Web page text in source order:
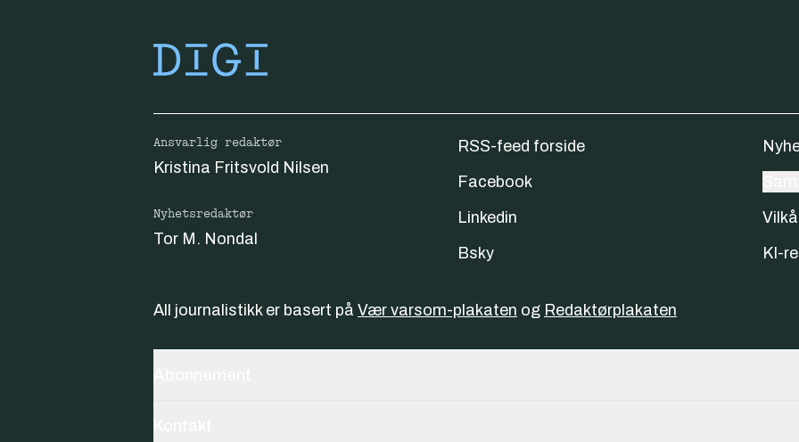
Ansvarlig redaktør
Kristina Fritsvold Nilsen
Nyhetsredaktør
Tor M. Nondal
RSS-feed forside
Facebook
Linkedin
Bsky
KI-
All journalistikk er basert på Vær varsom-plakaten og Redaktørplakaten